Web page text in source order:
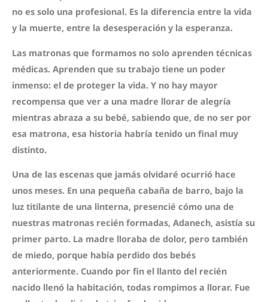
no es solo una profesional. Es la diferencia entre la vida
y la muerte, entre la desesperación y la esperanza.
Las matronas que formamos no solo aprenden técnicas
médicas. Aprenden que su trabajo tiene un poder
inmenso: el de proteger la vida. Y no hay mayor
recompensa que ver a una madre llorar de alegría
mientras abraza a su bebé, sabiendo que, de no ser por
esa matrona, esa historia habría tenido un final muy
distinto.
Una de las escenas que jamás olvidaré ocurrió hace
unos meses. En una pequeña cabaña de barro, bajo la
luz titilante de una linterna, presencié cómo una de
nuestras matronas recién formadas, Adanech, asistía su
primer parto. La madre lloraba de dolor, pero también
de miedo, porque había perdido dos bebés
anteriormente. Cuando por fin el llanto del recién
nacido llenó la habitación, todas rompimos a llorar. Fue